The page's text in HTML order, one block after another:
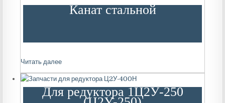
Канат стальной
Читать далее
Для редуктора 1Ц2У-250